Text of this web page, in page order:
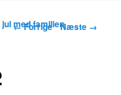
Billednavigation
← Forrige Næste →
med familien